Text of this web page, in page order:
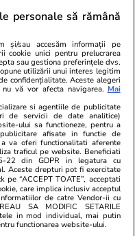
09:05
după
Sănătate și
Cum ar
personale să rămână
și/sau accesăm informații pe
cookie unici pentru prelucrarea
sau gestiona preferințele dvs.
utilizării unui interes legitim
confidențialitate. Aceste alegeri
vă vor afecta navigarea. Mai
si agentiile de publicitate
de servicii de date analitice)
ului sa functioneze, pentru a
afisate in functie de
va oferi functionalitati aferente
traficul pe website. Beneficiati
22 din GDPR in legatura cu
Aceste drepturi pot fi exercitate
pe “ACCEPT TOATE”, acceptati
care implica inclusiv acceptul
de catre Vendor-ii cu
SA MODIFIC SETARILE
in mod individual, mai putin
functionarea website-ului.